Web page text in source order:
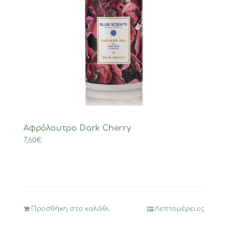
Αφρόλουτρο Dark Cherry
7,60€
Προσθήκη στο καλάθι Λεπτομέρειες